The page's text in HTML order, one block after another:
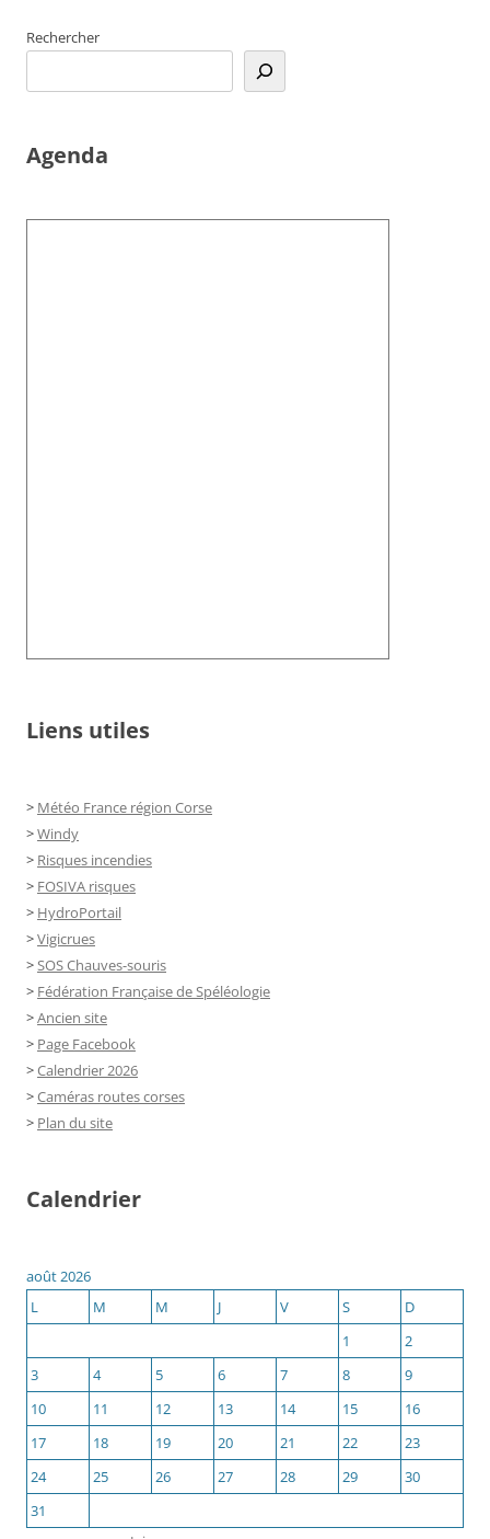
Rechercher
Agenda
Liens utiles
> Météo France région Corse
>Windy
> Risques incendies
> FOSIVA risques
> HydroPortail
>Vigicrues
> SOS Chauves-souris
> Fédération Française de Spéléologie
>Ancien site
> Page Facebook
>Calendrier 2026
>Caméras routes corses
> Plan du site
Calendrier
août 2026
L
M M J V S
D
1
2
3
4 5 6 7 8
9
10
11 12 13 14 15
16
17
18 19 20 21 22
23
24
25 26 27 28 29
30
31